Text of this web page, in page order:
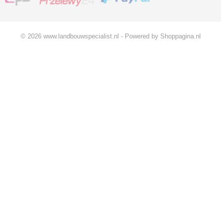
© 2026 www.landbouwspecialist.nl - Powered by Shoppagina.nl